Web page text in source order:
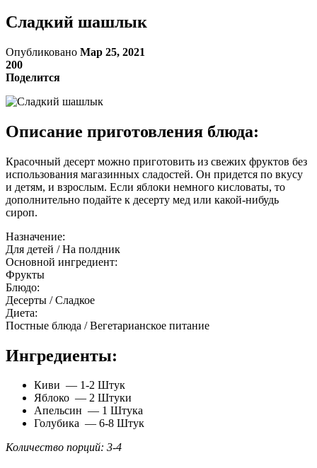
Сладкий шашлык
Опубликовано Мар 25, 2021
200
Поделится
Описание приготовления блюда:
Красочный десерт можно приготовить из свежих фруктов без
использования магазинных сладостей. Он придется по вкусу
и детям, и взрослым. Если яблоки немного кисловаты, то
дополнительно подайте к десерту мед или какой-нибудь
сироп.
Назначение:
Для детей / На полдник
Основной ингредиент:
Фрукты
Блюдо:
Десерты / Сладкое
Диета:
Постные блюда / Вегетарианское питание
Ингредиенты:
Киви — 1-2 Штук
Яблоко — 2 Штуки
Апельсин — 1 Штука
Голубика — 6-8 Штук
Количество порций: 3-4